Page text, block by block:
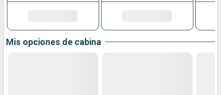
Mis opciones de cabina